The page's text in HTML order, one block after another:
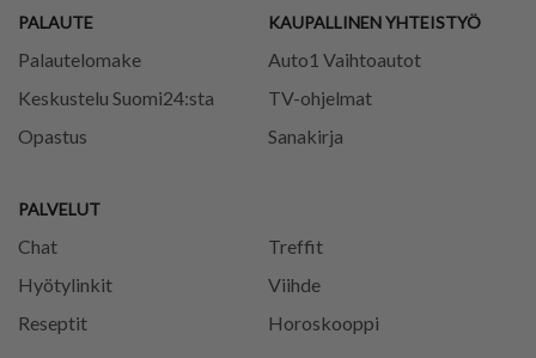
PALAUTE
Palautelomake
Keskustelu Suomi24:sta
Opastus
PALVELUT
Chat
Treffit
Hyötylinkit
Viihde
Reseptit
Horoskooppi
KAUPALLINEN YHTEISTYÖ
Auto1 Vaihtoautot
TV-ohjelmat
Sanakirja